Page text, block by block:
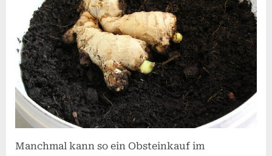
Manchmal kann so ein Obsteinkauf im